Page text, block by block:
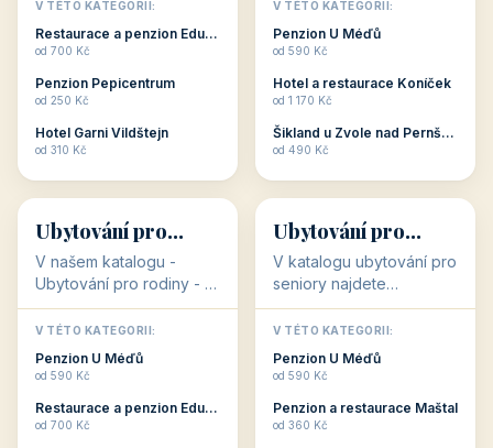
dovolenou přímo
souvisejí. Aktivní
odpočinek jso...
V TÉTO KATEGORII:
Restaurace a penzion Eduard
od 700 Kč
Penzion Pepicentrum
od 250 Kč
Hotel Garni Vildštejn
od 310 Kč
cenově dostupné
ubytování v ČR. Budete
c...
V TÉTO KATEGORII:
Penzion U Méďů
od 590 Kč
Hotel a restaurace Koníček
od 1 170 Kč
Šikland u Zvole nad Pernštejnem
od 490 Kč
👨‍👩‍👧‍👦
👨‍👩‍👧‍👦
34 objektů
Ubytování pro
rodiny
V našem katalogu -
Ubytování pro rodiny -
jsou pro Vás připraveny
objekty, které svojí
polohou či vybaveností,
nabízí klidné ubytování
V TÉTO KATEGORII:
Penzion U Méďů
od 590 Kč
Restaurace a penzion Eduard
od 700 Kč
🧓
🧓
33 objektů
Ubytování pro
seniory
V katalogu ubytování pro
seniory najdete
penziony a hotely, které
jsou přizpůsobeny pro
ubytování klientů vyššího
věku. Některé z nich
V TÉTO KATEGORII:
Penzion U Méďů
od 590 Kč
Penzion a restaurace Maštal
od 360 Kč